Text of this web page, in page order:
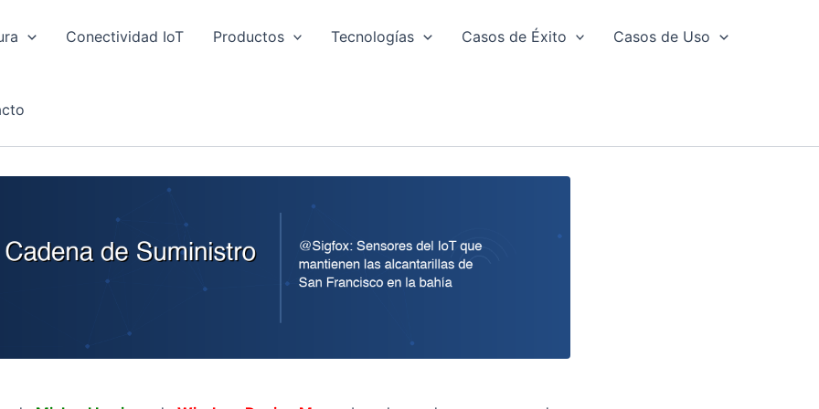
Conectividad IoT Productos Tecnologías Casos de Éxito Casos de Uso